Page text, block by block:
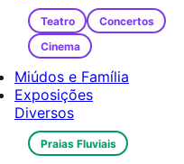
Teatro
Concertos
Cinema
Miúdos e Família
Exposições
Diversos
Praias Fluviais